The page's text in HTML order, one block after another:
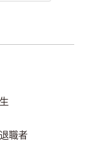
職者